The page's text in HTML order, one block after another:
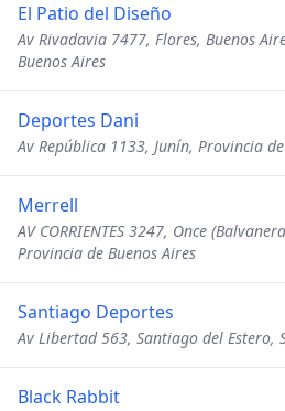
El Patio del Diseño
Av Rivadavia 7477, Flores, Buenos
Buenos Aires
Deportes Dani
Av República 1133, Junín, Provincia
Merrell
AV CORRIENTES 3247, Once
Provincia de Buenos Aires
Santiago Deportes
Av Libertad 563, Santiago del Estero,
Black Rabbit